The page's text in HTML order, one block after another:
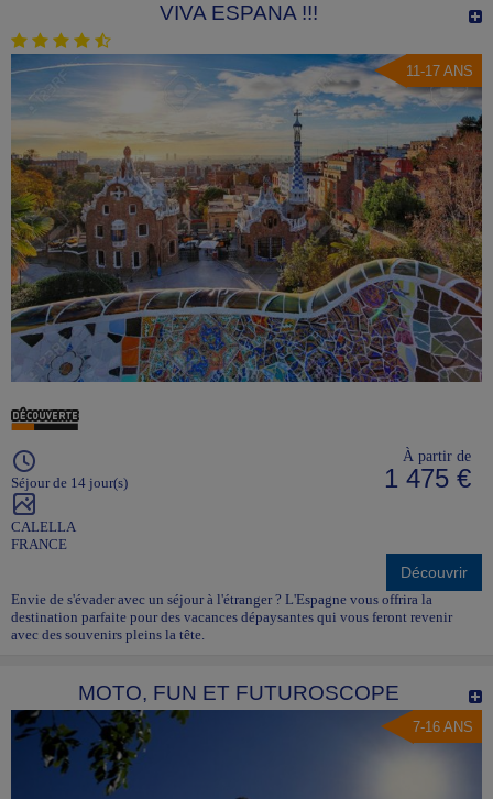
VIVA ESPANA !!!
11-17 ANS
Séjour de 14 jour(s)
CALELLA
FRANCE
À partir de
1 475 €
Découvrir
Envie de s'évader avec un séjour à l'étranger ? L'Espagne vous offrira la
destination parfaite pour des vacances dépaysantes qui vous feront revenir
avec des souvenirs pleins la tête.
MOTO, FUN ET FUTUROSCOPE
7-16 ANS